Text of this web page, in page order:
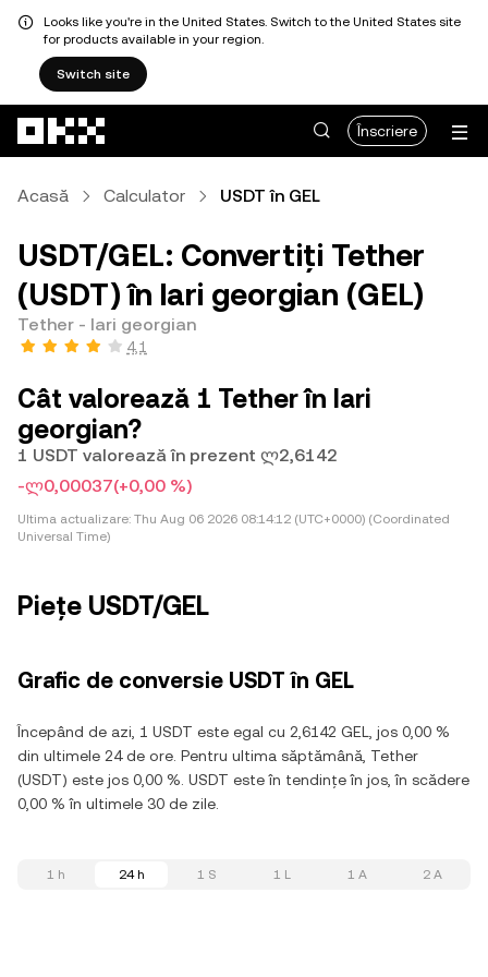
Looks like you're in the United States. Switch to the United States site
for products available in your region.
Switch site
Înscriere
Acasă Calculator USDT în GEL
USDT/GEL: Convertiți Tether
(USDT) în lari georgian (GEL)
Tether - lari georgian
4,1
Cât valorează 1 Tether în lari
georgian?
1 USDT valorează în prezent ლ2,6142
-ლ0,00037(+0,00 %)
Ultima actualizare: Thu Aug 06 2026 08:14:12 (UTC+0000) (Coordinated
Universal Time)
Piețe USDT/GEL
Grafic de conversie USDT în GEL
Începând de azi, 1 USDT este egal cu 2,6142 GEL, jos 0,00 %
din ultimele 24 de ore. Pentru ultima săptămână, Tether
(USDT) este jos 0,00 %. USDT este în tendințe în jos, în scădere
0,00 % în ultimele 30 de zile.
1 h 24 h 1 S 1 L 1 A 2 A